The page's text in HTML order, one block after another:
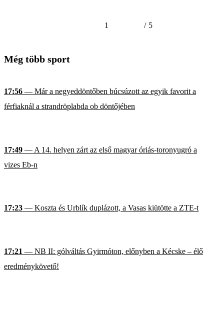
1 / 5
Még több sport
17:56 — Már a negyeddöntőben búcsúzott az egyik favorit a
férfiaknál a strandröplabda ob döntőjében
17:49 — A 14. helyen zárt az első magyar óriás-toronyugró a
vizes Eb-n
17:23 — Koszta és Urblík duplázott, a Vasas kiütötte a ZTE-t
17:21 — NB II: gólváltás Gyirmóton, előnyben a Kécske – élő
eredménykövető!